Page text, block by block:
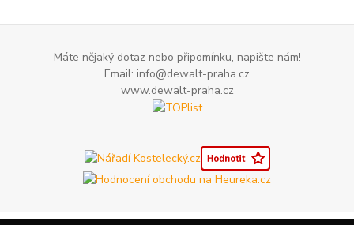
Máte nějaký dotaz nebo připomínku, napište nám!
Email: info@dewalt-praha.cz
www.dewalt-praha.cz